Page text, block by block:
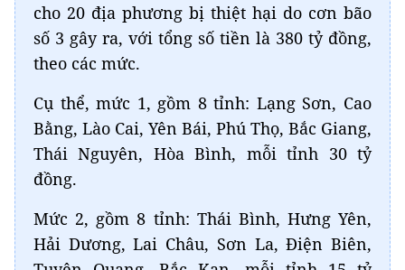
cho 20 địa phương bị thiệt hại do cơn bão
số 3 gây ra, với tổng số tiền là 380 tỷ đồng,
theo các mức.
Cụ thể, mức 1, gồm 8 tỉnh: Lạng Sơn, Cao
Bằng, Lào Cai, Yên Bái, Phú Thọ, Bắc Giang,
Thái Nguyên, Hòa Bình, mỗi tỉnh 30 tỷ
đồng.
Mức 2, gồm 8 tỉnh: Thái Bình, Hưng Yên,
Hải Dương, Lai Châu, Sơn La, Điện Biên,